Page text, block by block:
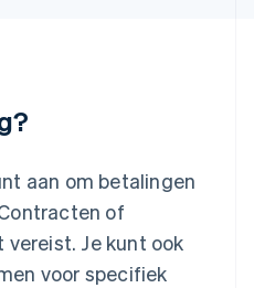
aan om betalingen
of
Je kunt ook
voor specifiek